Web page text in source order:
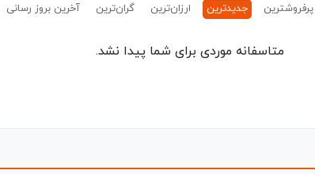
پرفروشترین جدیدترین ارزان‌ترین گران‌ترین آخرین بروز رسانی
متاسفانه موردی برای شما پیدا نشد.